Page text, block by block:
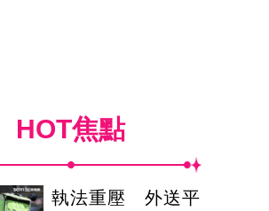
HOT焦點
執法重壓 外送平